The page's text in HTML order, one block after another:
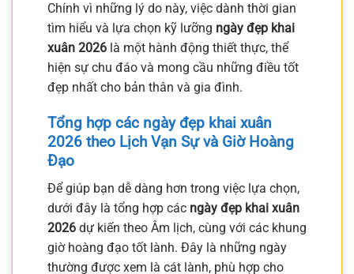
Chính vì những lý do này, việc dành thời gian
tìm hiểu và lựa chọn kỹ lưỡng ngày đẹp khai
xuân 2026 là một hành động thiết thực, thể
hiện sự chu đáo và mong cầu những điều tốt
đẹp nhất cho bản thân và gia đình.
Tổng hợp các ngày đẹp khai xuân
2026 theo Lịch Vạn Sự và Giờ Hoàng
Đạo
Để giúp bạn dễ dàng hơn trong việc lựa chọn,
dưới đây là tổng hợp các ngày đẹp khai xuân
2026 dự kiến theo Âm lịch, cùng với các khung
giờ hoàng đạo tốt lành. Đây là những ngày
thường được xem là cát lành, phù hợp cho